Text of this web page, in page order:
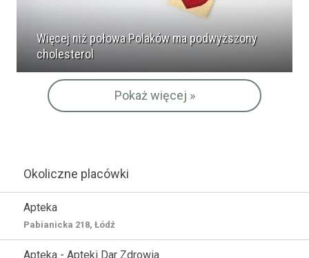
Więcej niż połowa Polaków ma podwyższony
cholesterol
Pokaż więcej »
Okoliczne placówki
Apteka
Pabianicka 218, Łódź
Apteka - Apteki Dar Zdrowia